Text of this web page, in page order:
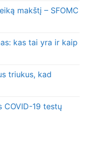
makštį – SFOMC
kas tai yra ir kaip
triukus, kad
COVID-19 testų